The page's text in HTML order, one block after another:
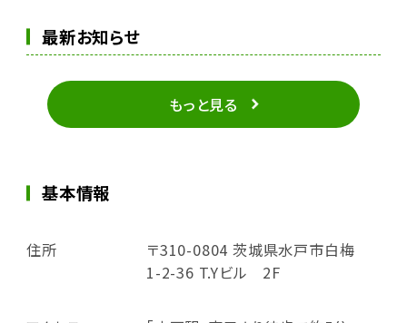
最新お知らせ
もっと見る
基本情報
住所
〒310-0804 茨城県水戸市白梅
1-2-36 T.Yビル 2F